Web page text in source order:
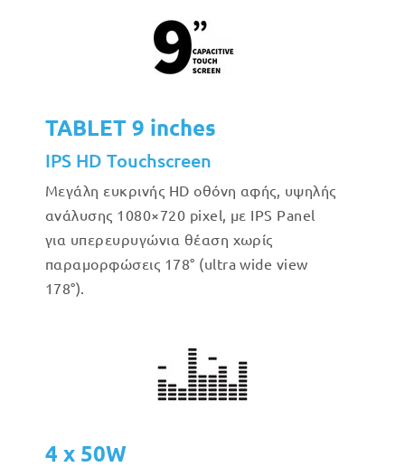
TABLET 9 inches
IPS HD Touchscreen
Μεγάλη ευκρινής HD οθόνη αφής, υψηλής
ανάλυσης 1080×720 pixel, με IPS Panel
για υπερευρυγώνια θέαση χωρίς
παραμορφώσεις 178° (ultra wide view
178°).
4 x 50W